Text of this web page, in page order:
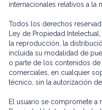
internacionales relativos a la
Todos los derechos
Ley de Propiedad
la reproducción, la
incluida su modalidad de
o parte de los contenidos de
comerciales, en cualquier
técnico, sin la autorización de
El usuario se compromete a